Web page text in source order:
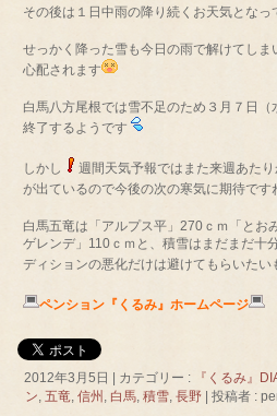
その後は１日中雨の降り続くお天気となっ
せっかく降った雪も今日の雨で解けてし
心配されます
白馬八方尾根では雪不足のため３月７日
終了するようです
しかし
週間天気予報ではまた来週あた
が出ているので今後の次の寒気に期待です
白馬五竜は「アルプス平」270ｃｍ「とお
ゲレンデ」110ｃｍと、積雪はまだまだ十
ディションの悪化だけは避けてもらいたい
ペンション『くるみ』ホームページ
2012年3月5日 カテゴリー : 『くるみ』
ン, 五竜, 信州 , 白馬, 積雪, 長野 投稿者 :